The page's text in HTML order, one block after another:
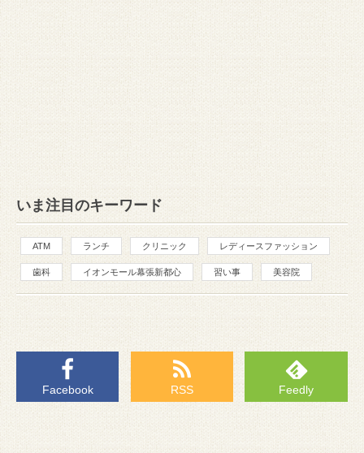
いま注目のキーワード
ATM ランチ クリニック レディースファッション
歯科 イオンモール幕張新都心 習い事 美容院
Facebook RSS Feedly